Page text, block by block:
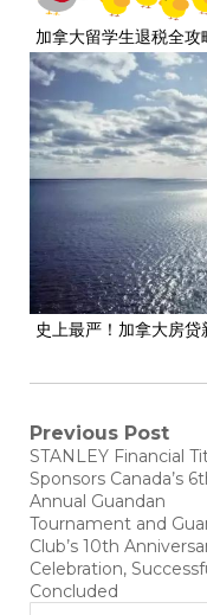
加拿大留学生退税全攻
史上最严！加拿大房
Previous Post
STANLEY Financial
Sponsors Canada’s
Annual Guandan
Tournament and
Club’s 10th
Celebration,
Concluded